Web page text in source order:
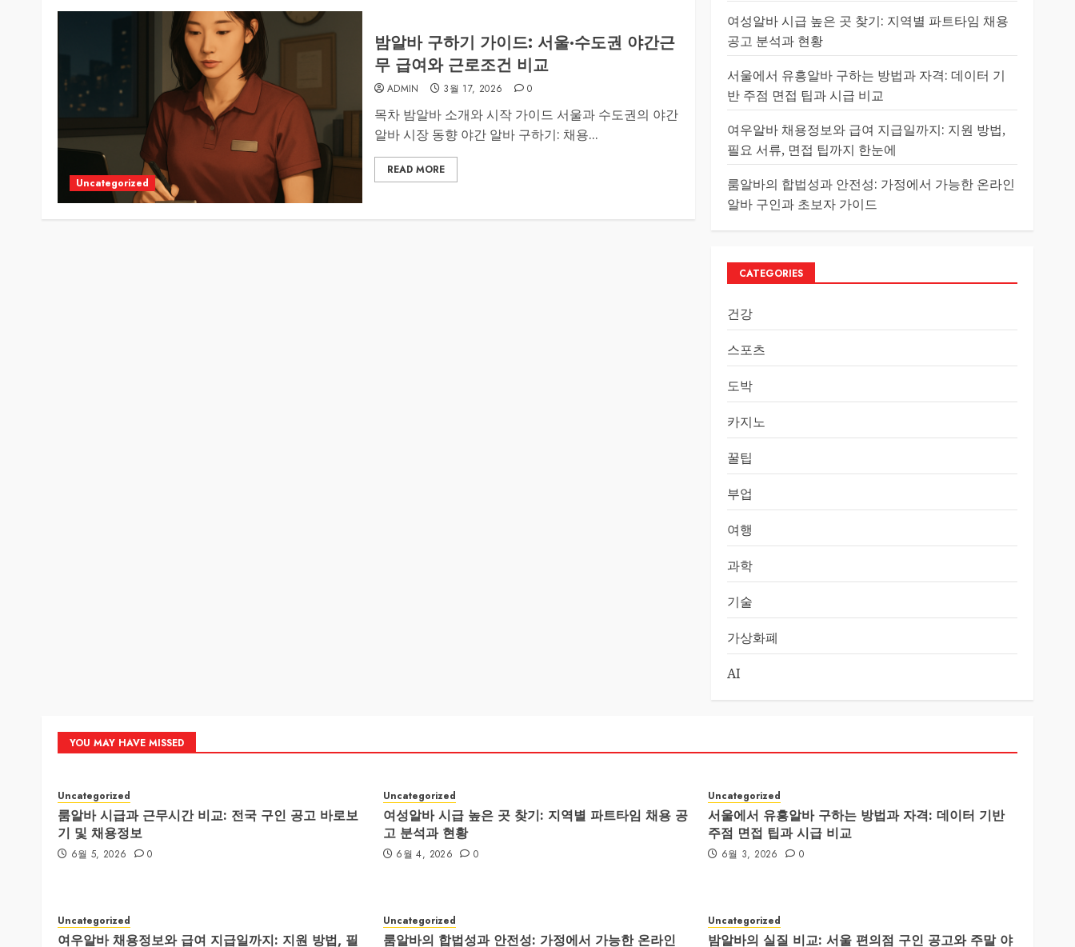
Uncategorized
밤알바 구하기 가이드: 서울·수도권 야간근
무 급여와 근로조건 비교
ADMIN 3월 17, 2026 0
목차 밤알바 소개와 시작 가이드 서울과 수도권의 야간
알바 시장 동향 야간 알바 구하기: 채용...
READ MORE
여성알바 시급 높은 곳 찾기: 지역별 파트타임 채용
공고 분석과 현황
서울에서 유흥알바 구하는 방법과 자격: 데이터 기
반 주점 면접 팁과 시급 비교
여우알바 채용정보와 급여 지급일까지: 지원 방법,
필요 서류, 면접 팁까지 한눈에
룸알바의 합법성과 안전성: 가정에서 가능한 온라인
알바 구인과 초보자 가이드
CATEGORIES
건강
스포츠
도박
카지노
꿀팁
부업
여행
과학
기술
가상화폐
AI
YOU MAY HAVE MISSED
Uncategorized
룸알바 시급과 근무시간 비교: 전국 구인 공고 바로보
기 및 채용정보
6월 5, 2026 0
Uncategorized
여성알바 시급 높은 곳 찾기: 지역별 파트타임 채용 공
고 분석과 현황
6월 4, 2026 0
Uncategorized
서울에서 유흥알바 구하는 방법과 자격: 데이터 기반
주점 면접 팁과 시급 비교
6월 3, 2026 0
Uncategorized
여우알바 채용정보와 급여 지급일까지: 지원 방법, 필
Uncategorized
룸알바의 합법성과 안전성: 가정에서 가능한 온라인
Uncategorized
밤알바의 실질 비교: 서울 편의점 구인 공고와 주말 야